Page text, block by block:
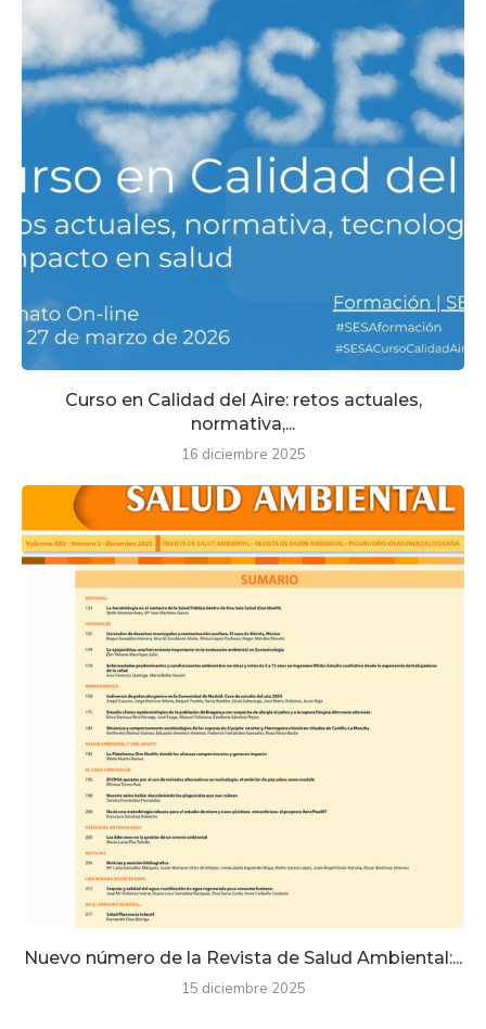
Curso en Calidad del Aire: retos actuales,
normativa,...
16 diciembre 2025
Nuevo número de la Revista de Salud Ambiental:...
15 diciembre 2025